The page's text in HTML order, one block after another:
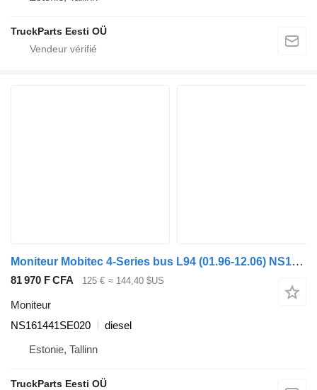
TruckParts Eesti OÜ
Moniteur Mobitec 4-Series bus L94 (01.96-12.06) NS161441SE020 pour Scania 4-series bus (1995-2006)
81 970 F CFA 125 € ≈ 144,40 $US
Moniteur
NS161441SE020
diesel
Estonie, Tallinn
TruckParts Eesti OÜ